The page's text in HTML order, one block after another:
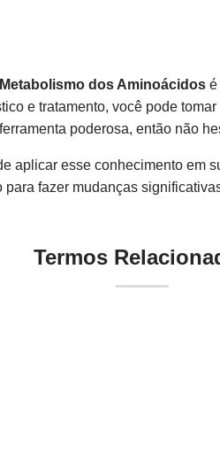
dos Aminoácidos é
e tratamento, você pode
poderosa, então não
aplicar esse conhecimento em
fazer mudanças
Termos